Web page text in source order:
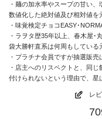
・麺の加水率やスープの甘い
数値化した絶対値及び相対値を
・味覚検定チョコEASY･
・ラヲタ歴35年以上、春木屋･
袋大勝軒直系は何周もしている
・プラチナ会員ですが抽選販
・店主へのリスペクトと、同
付けられないという理由で、
レ